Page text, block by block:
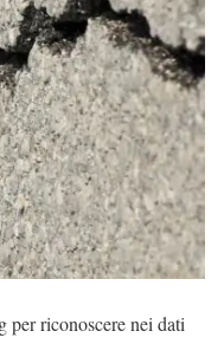
riconoscere nei dati